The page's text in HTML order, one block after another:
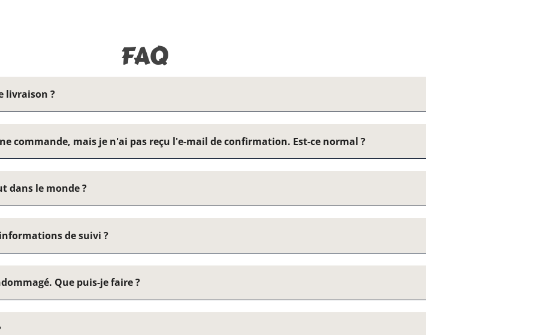
FAQ
livraison ?
commande, mais je n'ai pas reçu l'e-mail de confirmation. Est-ce normal ?
dans le monde ?
de suivi ?
Que puis-je faire ?